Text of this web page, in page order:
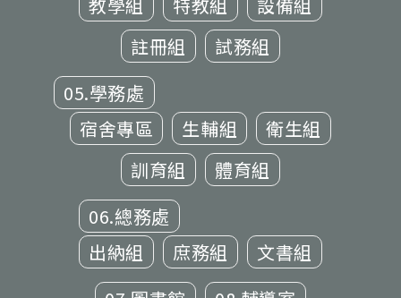
註冊組
試務組
05.學務處
宿舍專區
生輔組
衛生組
訓育組
體育組
06.總務處
出納組
庶務組
文書組